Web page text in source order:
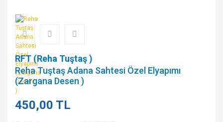
RFT (Reha Tuştaş )
Reha Tuştaş Adana Sahtesi Özel Elyapımı
(Zargana Desen )
450,00 TL